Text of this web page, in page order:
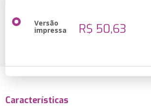
Versão
impressa R$ 50,63
Características